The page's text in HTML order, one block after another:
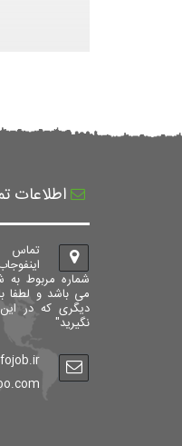
اطلاعات
تماس
شماره مربوط
می باشد و لطفا
دیگری که در
نگیرید"